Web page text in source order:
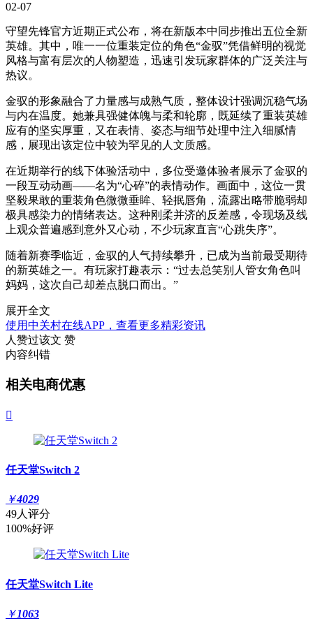
02-07
守望先锋官方近期正式公布，将在新版本中同步推出五位全新
英雄。其中，唯一一位重装定位的角色“金驭”凭借鲜明的视觉
风格与富有层次的人物塑造，迅速引发玩家群体的广泛关注与
热议。
金驭的形象融合了力量感与成熟气质，整体设计强调沉稳气场
与内在温度。她兼具强健体魄与柔和轮廓，既延续了重装英雄
应有的坚实厚重，又在表情、姿态与细节处理中注入细腻情
感，展现出该定位中较为罕见的人文质感。
在近期举行的线下体验活动中，多位受邀体验者展示了金驭的
一段互动动画——名为“心碎”的表情动作。画面中，这位一贯
坚毅果敢的重装角色微微垂眸、轻抿唇角，流露出略带脆弱却
极具感染力的情绪表达。这种刚柔并济的反差感，令现场及线
上观众普遍感到意外又心动，不少玩家直言“心跳失序”。
随着新赛季临近，金驭的人气持续攀升，已成为当前最受期待
的新英雄之一。有玩家打趣表示：“过去总笑别人管女角色叫
妈妈，这次自己却差点脱口而出。”
展开全文
使用中关村在线APP，查看更多精彩资讯
人赞过该文 赞
内容纠错
相关电商优惠

任天堂Switch 2
￥4029
49人评分
100%好评
任天堂Switch Lite
￥1063